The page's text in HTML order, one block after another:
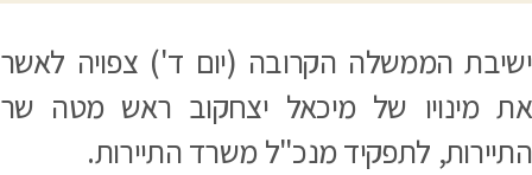
הממשלה הקרובה (יום ד') צפויה לאשר
מינויו של מיכאל יצחקוב ראש מטה שר
לתפקיד מנכ"ל משרד התיירות.